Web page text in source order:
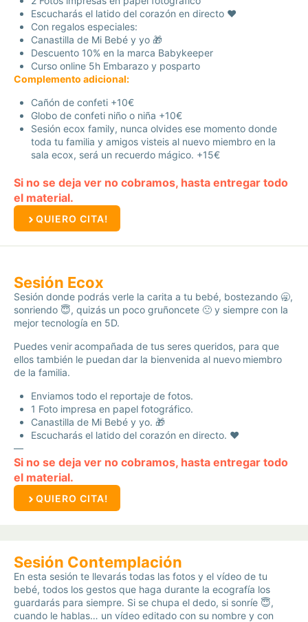
Escucharás el latido del corazón en directo ❤️
Con regalos especiales:
Canastilla de Mi Bebé y yo 🎁
Descuento 10% en la marca Babykeeper
Curso online 5h Embarazo y posparto
Complemento adicional:
Cañón de confeti +10€
Globo de confeti niño o niña +10€
Sesión ecox family, nunca olvides ese momento donde
toda tu familia y amigos visteis al nuevo miembro en la
sala ecox, será un recuerdo mágico. +15€
Si no se deja ver no cobramos, hasta entregar todo
el material.
QUIERO CITA!
Sesión Ecox
Sesión donde podrás verle la carita a tu bebé, bostezando 🥱,
sonriendo 😇, quizás un poco gruñoncete 🙁 y siempre con la
mejor tecnología en 5D.
Puedes venir acompañada de tus seres queridos, para que
ellos también le puedan dar la bienvenida al nuevo miembro
de la familia.
Enviamos todo el reportaje de fotos.
1 Foto impresa en papel fotográfico.
Canastilla de Mi Bebé y yo. 🎁
Escucharás el latido del corazón en directo. ❤️
—
Si no se deja ver no cobramos, hasta entregar todo
el material.
QUIERO CITA!
Sesión Contemplación
En esta sesión te llevarás todas las fotos y el vídeo de tu
bebé, todos los gestos que haga durante la ecografía los
guardarás para siempre. Si se chupa el dedo, si sonríe 😇,
cuando le hablas… un vídeo editado con su nombre y con